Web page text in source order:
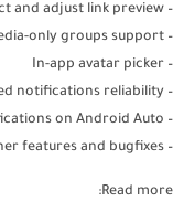
– Select and adjust link preview
– Media-only groups support
– In-app avatar picker
– Improved notifications reliability
– Notifications on Android Auto
– Other features and bugfixes.
Read more: